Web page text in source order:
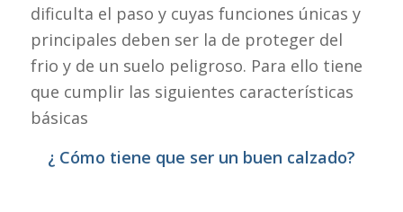
dificulta el paso y cuyas funciones únicas y
principales deben ser la de proteger del
frio y de un suelo peligroso. Para ello tiene
que cumplir las siguientes características
básicas
¿ Cómo tiene que ser un buen calzado?